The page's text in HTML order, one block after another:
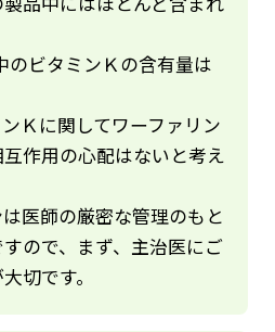
のビタミンＫの含有量は
Ｋに関してワーファリン
作用の心配はないと考え
医師の厳密な管理のもと
ので、まず、主治医にご
切です。